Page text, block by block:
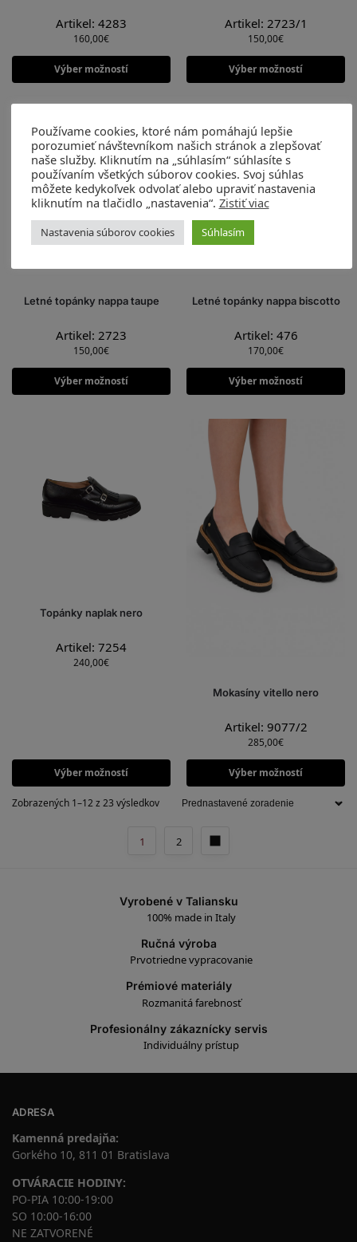
Artikel: 4283
160,00€
Výber možností
Artikel: 2723/1
150,00€
Výber možností
Letné topánky nappa taupe
Artikel: 2723
150,00€
Výber možností
Letné topánky nappa biscotto
Artikel: 476
170,00€
Výber možností
Topánky naplak nero
Artikel: 7254
240,00€
Výber možností
Mokasíny vitello nero
Artikel: 9077/2
285,00€
Výber možností
Zobrazených 1–12 z 23 výsledkov
1 2
Vyrobené v Taliansku
100% made in Italy
Ručná výroba
Prvotriedne vypracovanie
Prémiové materiály
Rozmanitá farebnosť
Profesionálny zákaznícky servis
Individuálny prístup
ADRESA
Kamenná predajňa:
Gorkého 10, 811 01 Bratislava
OTVÁRACIE HODINY:
PO-PIA 10:00-19:00
SO 10:00-16:00
NE ZATVORENÉ
Používame cookies, ktoré nám pomáhajú lepšie
porozumieť návštevníkom našich stránok a zlepšovať
naše služby. Kliknutím na „súhlasím“ súhlasíte s
používaním všetkých súborov cookies. Svoj súhlas
môžete kedykoľvek odvolať alebo upraviť nastavenia
kliknutím na tlačidlo „nastavenia“. Zistiť viac
Nastavenia súborov cookies Súhlasím